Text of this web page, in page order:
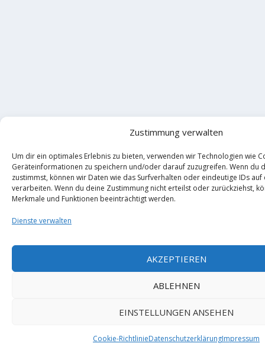
Zustimmung verwalten
Um dir ein optimales Erlebnis zu bieten, verwenden wir Technologien wie
Geräteinformationen zu speichern und/oder darauf zuzugreifen. Wenn du
zustimmst, können wir Daten wie das Surfverhalten oder eindeutige IDs
verarbeiten. Wenn du deine Zustimmung nicht erteilst oder zurückziehst,
Merkmale und Funktionen beeinträchtigt werden.
Dienste verwalten
AKZEPTIEREN
ABLEHNEN
EINSTELLUNGEN ANSEHEN
Cookie-RichtlinieDatenschutzerklärungImpressum